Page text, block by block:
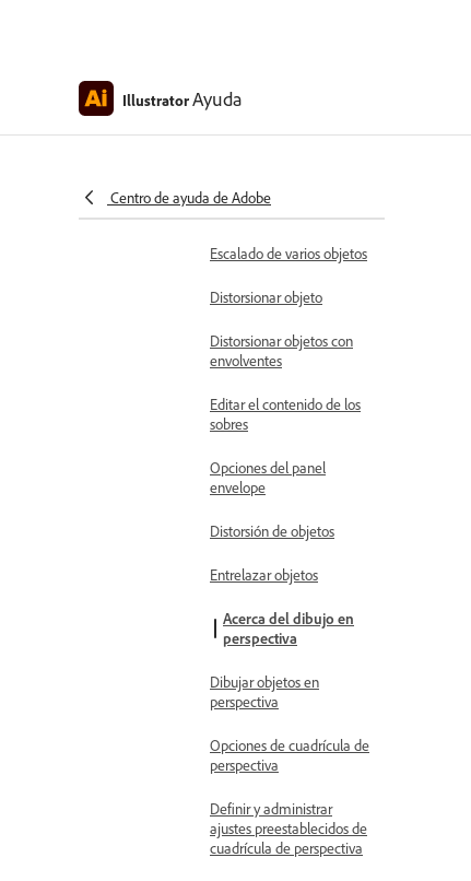
IllustratorAyuda
Centro de ayuda de Adobe
Transformar objetos
Escalado de objetos
Escalado de varios objetos
Distorsionar objeto
Distorsionar objetos con
envolventes
Editar el contenido de los
sobres
Opciones del panel
envelope
Distorsión de objetos
Entrelazar objetos
Acerca del dibujo en
perspectiva
Dibujar objetos en
perspectiva
Opciones de cuadrícula de
perspectiva
Definir y administrar
ajustes preestablecidos de
cuadrícula de perspectiva